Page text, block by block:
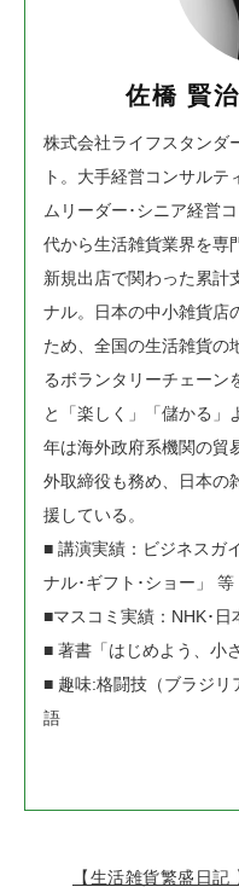
佐橋 賢
株式会社ライフスタンダ
ト。 大手経営コンサルテ
ムリーダー･シニア経営
代から生活雑貨業界を専
新規出店で関わった累計
ナル。日本の中小雑貨店
ため、全国の生活雑貨の
るボランタリーチェーン
と「楽しく」「儲かる」
年は海外政府系機関の貿
外取締役も務め、日本の
援している。
■ 講演実績：ビジネスガ
ナル･ギフト･ショー」 等
■マスコミ実績：NHK･日
■ 著書「はじめよう、小
■ 趣味:格闘技（ブラジリ
語
【生活雑貨繁盛日